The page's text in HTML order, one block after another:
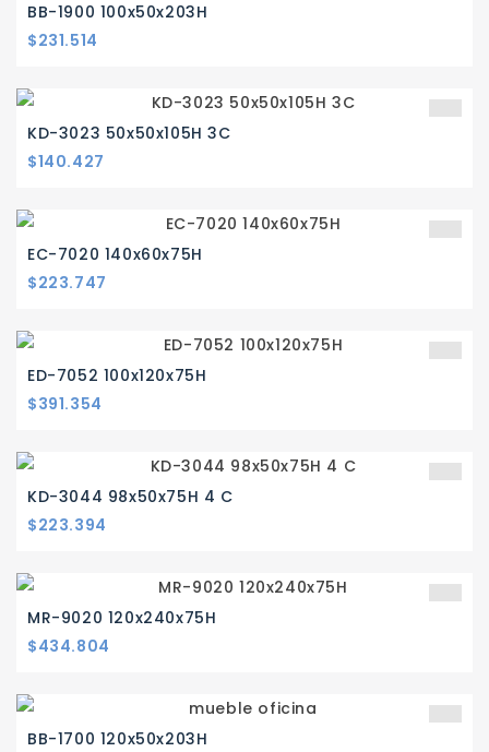
BB-1900 100x50x203H
Precio
$231.514
KD-3023 50x50x105H 3C
Precio
$140.427
EC-7020 140x60x75H
Precio
$223.747
ED-7052 100x120x75H
Precio
$391.354
KD-3044 98x50x75H 4 C
Precio
$223.394
MR-9020 120x240x75H
Precio
$434.804
BB-1700 120x50x203H